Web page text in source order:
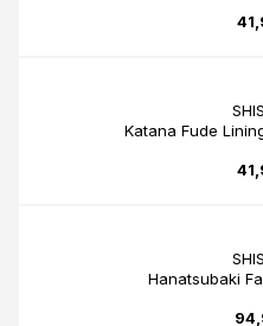
Katana Fude
Hanatsubaki